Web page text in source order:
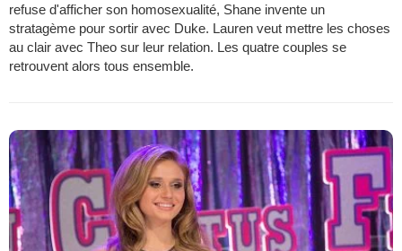
refuse d'afficher son homosexualité, Shane invente un
stratagème pour sortir avec Duke. Lauren veut mettre les choses
au clair avec Theo sur leur relation. Les quatre couples se
retrouvent alors tous ensemble.